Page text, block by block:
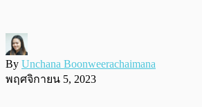
By Unchana Boonweerachaimana
พฤศจิกายน 5, 2023